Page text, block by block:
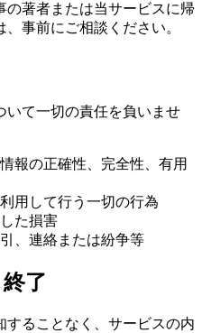
の著者または当サービスに帰
事前にご相談ください。
いて一切の責任を負いませ
報の正確性、完全性、有用
用して行う一切の行為
た損害
、連絡または紛争等
了
することなく、サービスの内